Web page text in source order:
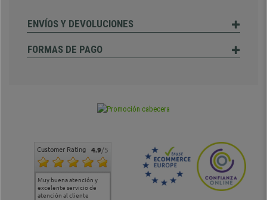
ENVÍOS Y DEVOLUCIONES
FORMAS DE PAGO
Customer Rating 4.9/5
Muy buena atención y
excelente servicio de
atención al cliente
Muy buena atención de
cara al asesoramiento
Si estoy contento